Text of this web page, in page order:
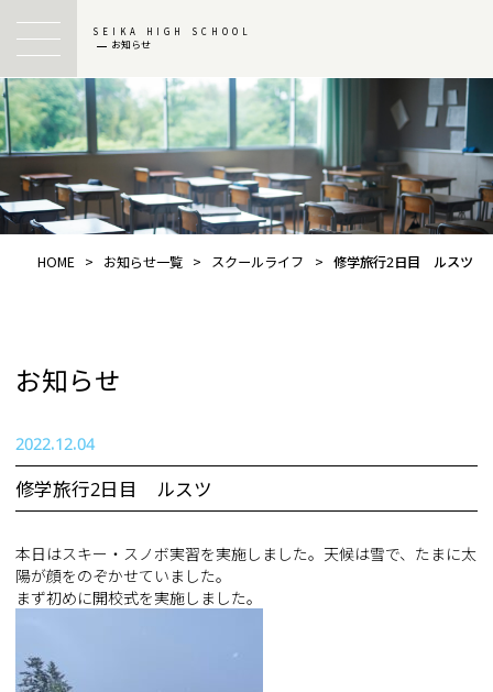
SEIKA HIGH SCHOOL
お知らせ
HOME > お知らせ一覧 > スクールライフ > 修学旅行2日目 ルスツ
お知らせ
2022.12.04
修学旅行2日目 ルスツ
本日はスキー・スノボ実習を実施しました。天候は雪で、たまに太
陽が顔をのぞかせていました。
まず初めに開校式を実施しました。